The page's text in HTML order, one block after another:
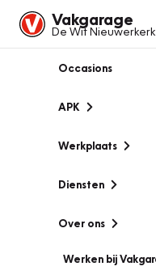
Vakgarage
De Wit Nieuwerkerk
Occasions
APK
Werkplaats
Diensten
Over ons
Werken bij